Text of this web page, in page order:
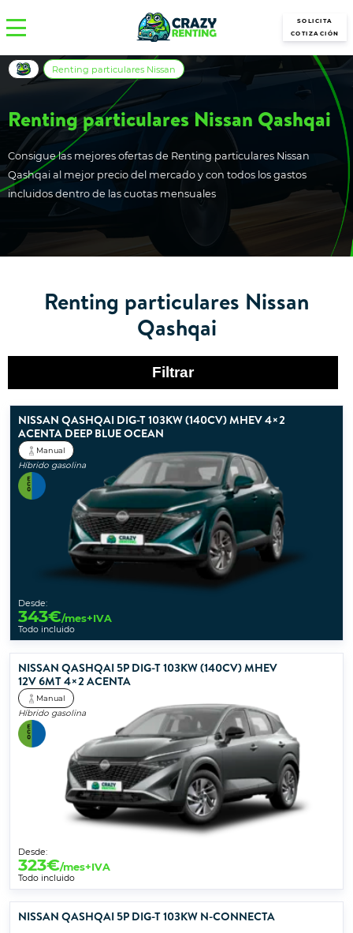
SOLICITA
COTIZACIÓN
Renting particulares Nissan Qashqai
Consigue las mejores ofertas de Renting particulares Nissan
Qashqai al mejor precio del mercado y con todos los gastos
incluidos dentro de las cuotas mensuales
Renting particulares Nissan
Renting particulares Nissan
Qashqai
Filtrar
NISSAN QASHQAI DIG-T 103KW (140CV) MHEV 4×2
ACENTA DEEP BLUE OCEAN
Manual
Híbrido gasolina
Desde:
343€/mes+IVA
Todo incluido
NISSAN QASHQAI 5P DIG-T 103KW (140CV) MHEV
12V 6MT 4×2 ACENTA
Manual
Híbrido gasolina
Desde:
323€/mes+IVA
Todo incluido
NISSAN QASHQAI 5P DIG-T 103KW N-CONNECTA